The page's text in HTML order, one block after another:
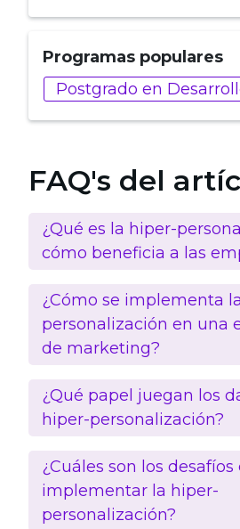
Programas populares
Postgrado en
FAQ's del
¿Qué es la hiper-
cómo beneficia a las
¿Cómo se implementa
personalización en una
de marketing?
¿Qué papel juegan los
hiper-personalización?
¿Cuáles son los desafíos
implementar la hiper-
personalización?